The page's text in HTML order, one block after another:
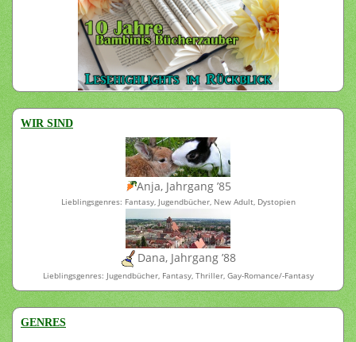
WIR SIND
Anja, Jahrgang ’85
Lieblingsgenres: Fantasy, Jugendbücher, New Adult, Dystopien
Dana, Jahrgang ’88
Lieblingsgenres: Jugendbücher, Fantasy, Thriller, Gay-Romance/-Fantasy
GENRES